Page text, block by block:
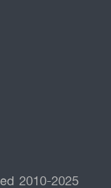
2010-2025